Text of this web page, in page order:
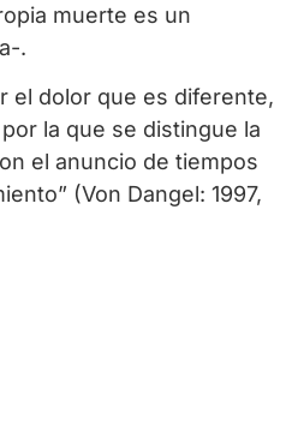
muerte es un
.
el dolor que es diferente,
la que se distingue la
el anuncio de tiempos
(Von Dangel: 1997,